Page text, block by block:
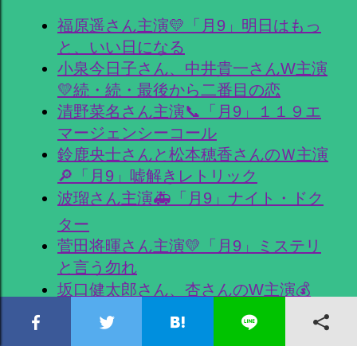
福原遥さん主演💛「月9」明日はもっ
と、いい日になる
小泉今日子さん、中井貴一さんW主演
💛続・続・最後から二番目の恋
清野菜名さん主演📞「月9」１１９エ
マージェンシーコール
鈴鹿央士さんと松本穂香さんのＷ主演
🔎「月9」嘘解きレトリック
波瑠さん主演🚑「月9」ナイト・ドク
ター
菅田将暉さん主演💛「月9」ミステリ
と言う勿れ
坂口健太郎さん、杏さんのW主演💰
「月9」競争の番人